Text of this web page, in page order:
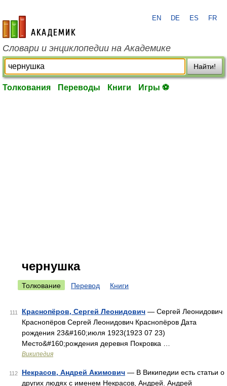
academic.ru
EN DE ES FR
Словари и энциклопедии на Академике
Найти!
Толкования Переводы Книги Игры ⚽
чернушка
Толкование Перевод Книги
111 Краснопёров, Сергей Леонидович — Сергей Леонидович
Краснопёров Сергей Леонидович Краснопёров Дата
рождения 23&#160;июля 1923(1923 07 23)
Место&#160;рождения деревня Покровка …
Википедия
112 Некрасов, Андрей Акимович — В Википедии есть статьи о
других людях с именем Некрасов, Андрей. Андрей